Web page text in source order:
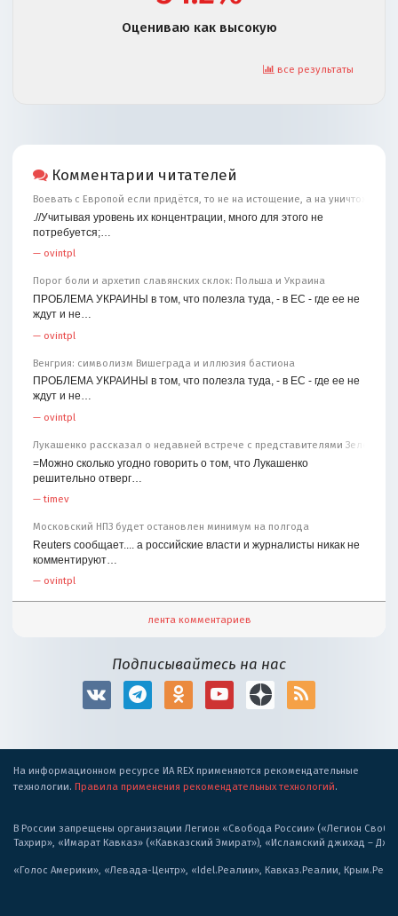
Оцениваю как высокую
все результаты
Комментарии читателей
Воевать с Европой если придётся, то не на истощение, а на уничтожение
.//Учитывая уровень их концентрации, много для этого не
потребуется;…
— ovintpl
Порог боли и архетип славянских склок: Польша и Украина
ПРОБЛЕМА УКРАИНЫ в том, что полезла туда, - в ЕС - где ее не
ждут и не…
— ovintpl
Венгрия: символизм Вишеграда и иллюзия бастиона
ПРОБЛЕМА УКРАИНЫ в том, что полезла туда, - в ЕС - где ее не
ждут и не…
— ovintpl
Лукашенко рассказал о недавней встрече с представителями
=Можно сколько угодно говорить о том, что Лукашенко
решительно отверг…
—timev
Московский НПЗ будет остановлен минимум на полгода
Reuters сообщает.... а российские власти и журналисты никак не
комментируют…
— ovintpl
лента комментариев
Подписывайтесь на нас
На информационном ресурсе ИА REX применяются рекомендательные
технологии. Правила применения рекомендательных технологий.
В России запрещены организации Легион «Свобода России» («Легион
Тахрир», «Имарат Кавказ» («Кавказский Эмират»), «Исламский джихад –
«Голос Америки», «Левада-Центр», «Idel.Реалии», Кавказ.Реалии,